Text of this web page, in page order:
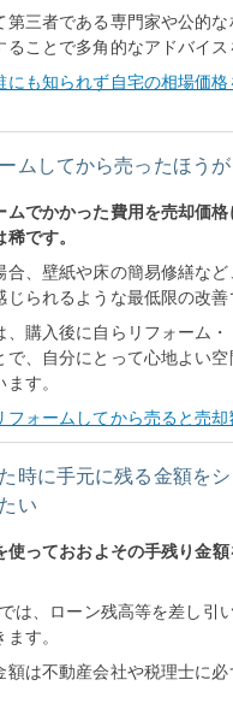
第三者である専門家や公的
ることで多角的なアドバイス
にも知られず自宅の相場価
ムしてから売ったほうが
ムでかかった費用を売却価
です。
合、壁紙や床の簡易修繕な
じられるような最低限の改善
、購入後に自らリフォーム
で、自分にとって心地よい空
す。
フォームしてから売ると売却
時に手元に残る金額を
い
使っておおよその手残り金額
は、ローン残高等を差し引
す。
額は不動産会社や税理士に必